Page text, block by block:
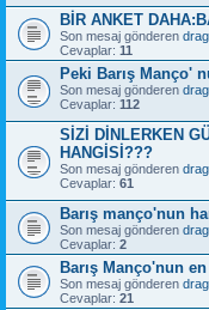
BİR ANKET
Son mesaj gönderen
Cevaplar: 11
Peki Barış Manço'
Son mesaj gönderen
Cevaplar: 112
SİZİ DİNLERKEN
HANGİSİ???
Son mesaj gönderen
Cevaplar: 61
Barış manço'nun
Son mesaj gönderen
Cevaplar: 2
Barış Manço'nun
Son mesaj gönderen
Cevaplar: 21